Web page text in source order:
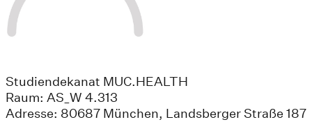
Studiendekanat MUC.HEALTH
Raum: AS_W 4.313
Adresse: 80687 München, Landsberger Straße 187